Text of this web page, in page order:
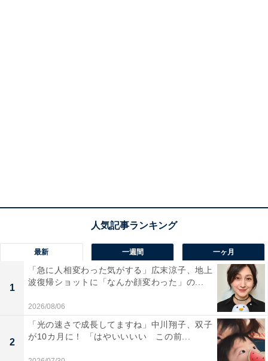
最新 一週間 一ヶ月
1
「急に人相変わった気がする」広末涼子、地上
波復帰ショットに「なんか顔変わった」の...
2026/08/06
2
「光の速さで成長してますね」中川翔子、双子
が10カ月に！ 「はやいいいい この前...